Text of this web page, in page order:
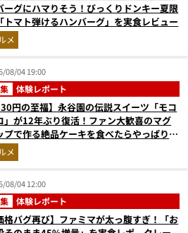
ーグにハマりそう！びっくりドンキー夏限
トマト弾けるハンバーグ」を実食レビュー
メ
08/04 19:00
体験レポート
円の至福】永谷園の伝説スイーツ「モコ
」が12年ぶり復活！ファン大歓喜のマグ
プで作る絶品ケーキを食べたらやっぱり最
ウマかった
メ
08/04 12:00
体験レポート
格バグ再び】ファミマが太っ腹すぎ！「お